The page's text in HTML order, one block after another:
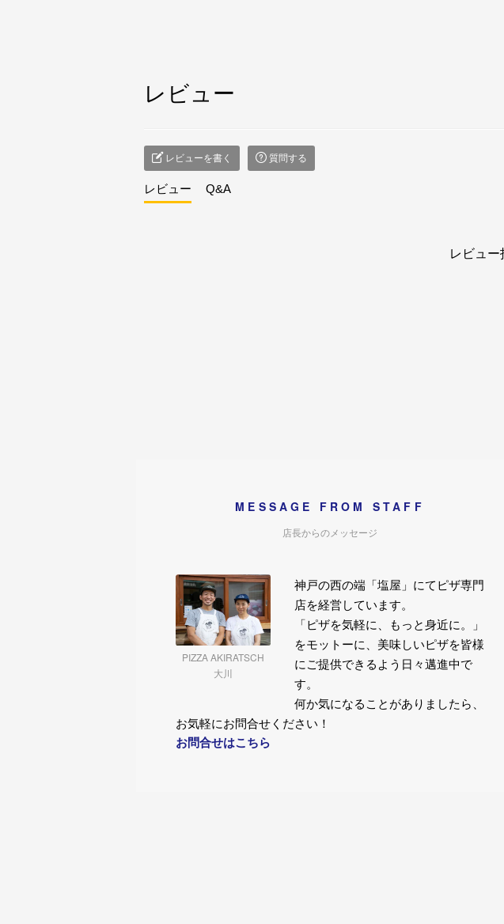
レビュー
レビューを書く 質問する
レビュー Q&A
レビュー
MESSAGE FROM STAFF
店長からのメッセージ
PIZZA AKIRATSCH
大川
神戸の西の端「塩屋」にてピザ専門
店を経営しています。
「ピザを気軽に、もっと身近に。」
をモットーに、美味しいピザを皆様
にご提供できるよう日々邁進中で
す。
何か気になることがありましたら、
お気軽にお問合せください！
お問合せはこちら